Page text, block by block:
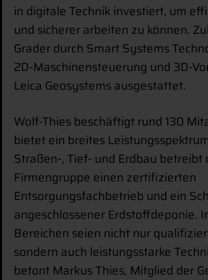
in digitale Technik investiert, um
und sicherer arbeiten zu können.
Grader durch Smart Systems
2D-Maschinensteuerung und 3D-
Leica Geosystems ausgestattet.
Wolf-Thies beschäftigt rund 130
bietet ein breites
Straßen-, Tief- und Erdbau betreibt
Firmengruppe einen zertifizierten
Entsorgungsfachbetrieb und ein
angeschlossener Erdstoffdeponie.
Bereichen seien nicht nur
sondern auch leistungsstarke
betont Markus Thies, Mitglied der